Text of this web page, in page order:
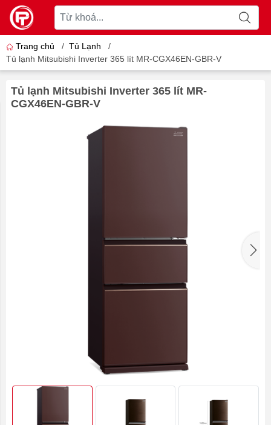
Trang chủ / Tủ Lạnh
/
Tủ lạnh Mitsubishi Inverter 365 lít MR-CGX46EN-GBR-V
Tủ lạnh Mitsubishi Inverter 365 lít MR-
CGX46EN-GBR-V